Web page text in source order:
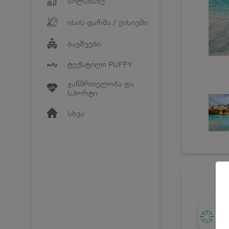
ისის ფარმა / ეისიემი
ბავშვები
ტექსტილი PUFFY
ჯანმრთელობა და
სპორტი
სხვა